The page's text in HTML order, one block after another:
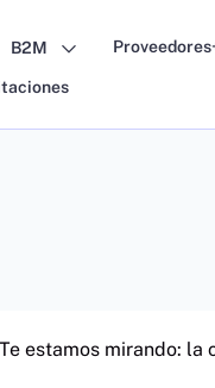
B2M
Te estamos mirando: la